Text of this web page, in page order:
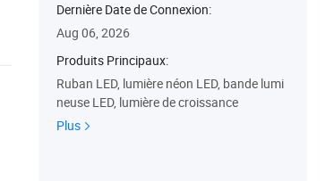
Dernière Date de Connexion:
Aug 06, 2026
Produits Principaux:
Ruban LED, lumière néon LED, bande lumi
neuse LED, lumière de croissance
Plus